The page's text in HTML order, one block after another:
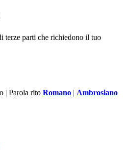
terze parti che richiedono il tuo
| Parola rito Romano | Ambrosiano